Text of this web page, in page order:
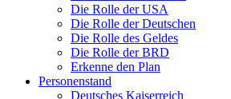
Die Rolle der USA
Die Rolle der Deutschen
Die Rolle des Geldes
Die Rolle der BRD
Erkenne den Plan
Personenstand
Deutsches Kaiserreich